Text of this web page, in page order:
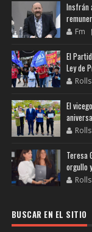
Insfrán
Fm
El
Ley de
Rolls
El
Rolls
Teresa
orgullo
Rolls
BUSCAR EN EL SITIO